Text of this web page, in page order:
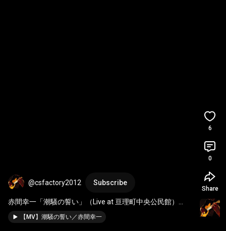
@csfactory2012 Subscribe
赤間幸一「潮騒の誓い」（Live at 亘理町中央公民館）
#shorts#赤間幸一#潮騒の誓い
ダブルウィン
【MV】潮騒の誓い／赤間幸一
6
0
Share